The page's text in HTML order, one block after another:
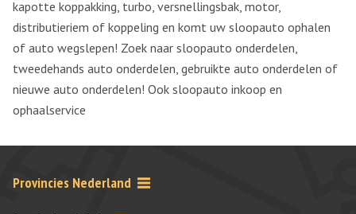
kapotte koppakking, turbo, versnellingsbak, motor,
distributieriem of koppeling en komt uw sloopauto ophalen
of auto wegslepen! Zoek naar sloopauto onderdelen,
tweedehands auto onderdelen, gebruikte auto onderdelen of
nieuwe auto onderdelen! Ook sloopauto inkoop en
ophaalservice
Provincies Nederland